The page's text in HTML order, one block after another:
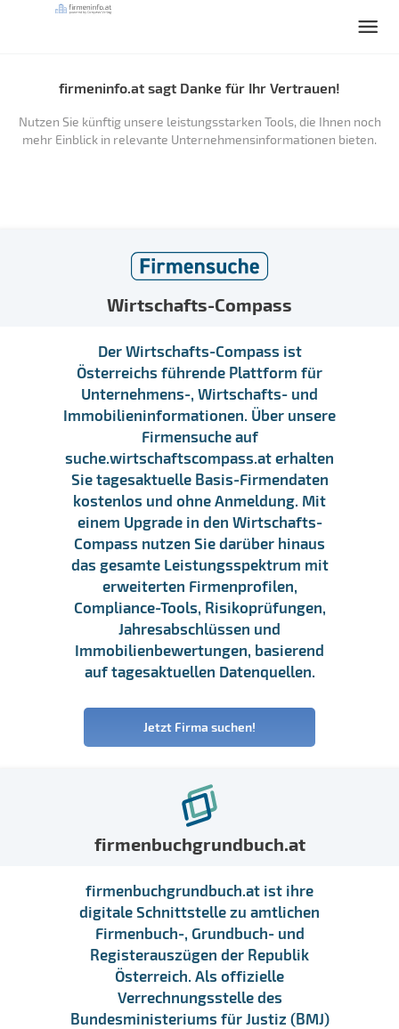
firmeninfo.at sagt Danke für Ihr Vertrauen!
Nutzen Sie künftig unsere leistungsstarken Tools, die Ihnen noch
mehr Einblick in relevante Unternehmensinformationen bieten.
Wirtschafts-Compass
Der Wirtschafts-Compass ist
Österreichs führende Plattform für
Unternehmens-, Wirtschafts- und
Immobilieninformationen. Über unsere
Firmensuche auf
suche.wirtschaftscompass.at erhalten
Sie tagesaktuelle Basis-Firmendaten
kostenlos und ohne Anmeldung. Mit
einem Upgrade in den Wirtschafts-
Compass nutzen Sie darüber hinaus
das gesamte Leistungsspektrum mit
erweiterten Firmenprofilen,
Compliance-Tools, Risikoprüfungen,
Jahresabschlüssen und
Immobilienbewertungen, basierend
auf tagesaktuellen Datenquellen.
Jetzt Firma suchen!
firmenbuchgrundbuch.at
firmenbuchgrundbuch.at ist ihre
digitale Schnittstelle zu amtlichen
Firmenbuch-, Grundbuch- und
Registerauszügen der Republik
Österreich. Als offizielle
Verrechnungsstelle des
Bundesministeriums für Justiz (BMJ)